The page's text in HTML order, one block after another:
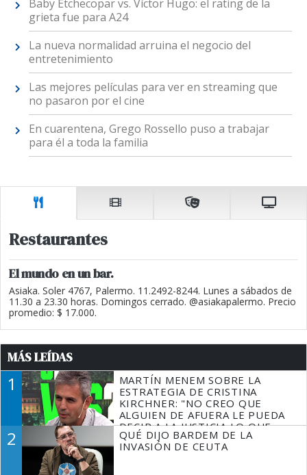
Baby Etchecopar vs. Víctor Hugo: el rating de la
grieta fue para A24
La nueva normalidad arruina el negocio del
entretenimiento
Las mejores películas para ver en streaming que
no pasaron por el cine
En cuarentena, Grego Rossello puso a trabajar
para él a toda la familia
Restaurantes
El mundo en un bar.
Asiaka. Soler 4767, Palermo. 11.2492-8244. Lunes a sábados de
11.30 a 23.30 horas. Domingos cerrado. @asiakapalermo. Precio
promedio: $ 17.000.
MÁS LEÍDAS
1
MARTÍN MENEM SOBRE LA
ESTRATEGIA DE CRISTINA
KIRCHNER: "NO CREO QUE
ALGUIEN DE AFUERA LE PUEDA
DECIR A LA JUSTICIA LO QUE
TIENE QUE HACER"
2
QUÉ DIJO BARDEM DE LA
INVASIÓN DE CEUTA